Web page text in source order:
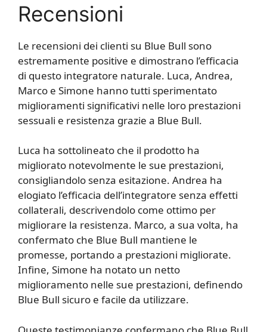
Recensioni
Le recensioni dei clienti su Blue Bull sono
estremamente positive e dimostrano l’efficacia
di questo integratore naturale. Luca, Andrea,
Marco e Simone hanno tutti sperimentato
miglioramenti significativi nelle loro prestazioni
sessuali e resistenza grazie a Blue Bull.
Luca ha sottolineato che il prodotto ha
migliorato notevolmente le sue prestazioni,
consigliandolo senza esitazione. Andrea ha
elogiato l’efficacia dell’integratore senza effetti
collaterali, descrivendolo come ottimo per
migliorare la resistenza. Marco, a sua volta, ha
confermato che Blue Bull mantiene le
promesse, portando a prestazioni migliorate.
Infine, Simone ha notato un netto
miglioramento nelle sue prestazioni, definendo
Blue Bull sicuro e facile da utilizzare.